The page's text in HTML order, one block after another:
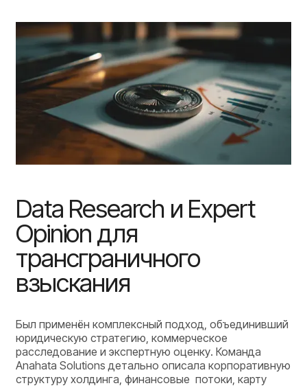
Data Research и Expert
Opinion для
трансграничного
взыскания
Был применён комплексный подход, объединивший
юридическую стратегию, коммерческое
расследование и экспертную оценку. Команда
Anahata Solutions детально описала корпоративную
структуру холдинга, финансовые потоки, карту